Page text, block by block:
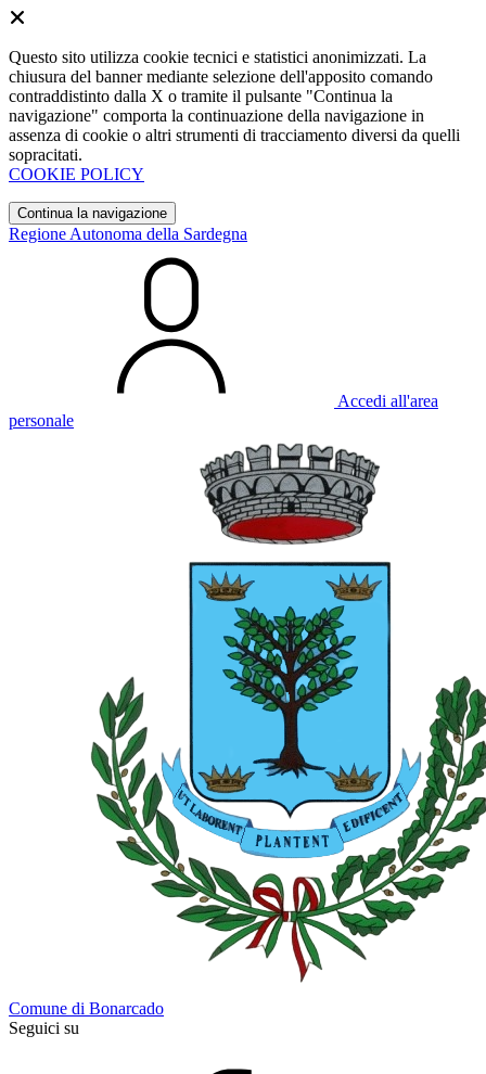
Questo sito utilizza cookie tecnici e statistici anonimizzati. La
chiusura del banner mediante selezione dell'apposito comando
contraddistinto dalla X o tramite il pulsante "Continua la
navigazione" comporta la continuazione della navigazione in
assenza di cookie o altri strumenti di tracciamento diversi da quelli
sopracitati.
COOKIE POLICY
Continua la navigazione
Regione Autonoma della Sardegna
Accedi all'area
personale
Comune di Bonarcado
Seguici su